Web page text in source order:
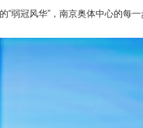
“弱冠风华”，南京奥体中心的每